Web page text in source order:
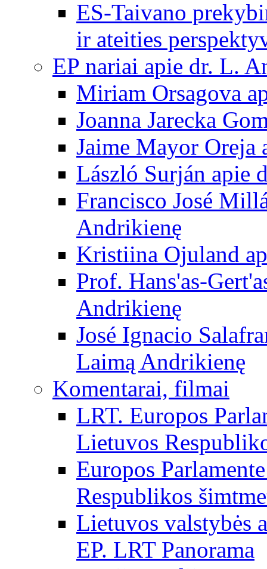
ES-Taivano
ir ateities
EP nariai apie dr. L.
Miriam Orsagova
Joanna Jarecka
Jaime Mayor Oreja
László Surján apie
Francisco José
Andrikienę
Kristiina Ojuland
Prof. Hans'as-
Andrikienę
José Ignacio
Laimą Andrikienę
Komentarai, filmai
LRT. Europos
Lietuvos
Europos
Respublikos
Lietuvos valstybės
EP. LRT Panorama